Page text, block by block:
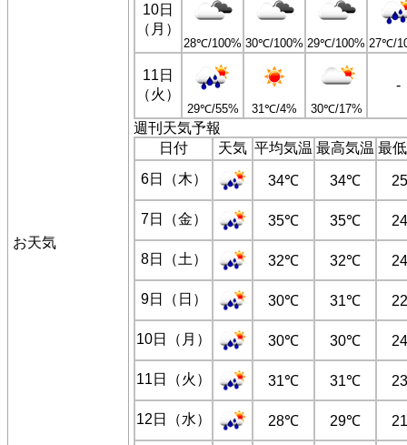
お天気
10日
（月）
28℃/100% 30℃/100% 29℃/100% 27℃/
11日
（火）
29℃/55% 31℃/4% 30℃/17%
-
週刊天気予報
日付
天気 平均気温 最高気温 最
6日（木）
34℃ 34℃
7日（金） 35℃ 35℃
8日（土） 32℃ 32℃
9日（日） 30℃ 31℃
10日（月） 30℃ 30℃
11日（火） 31℃ 31℃
12日（水） 28℃ 29℃